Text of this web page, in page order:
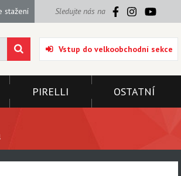
stažení Sledujte nás na
Vstup do velkoobchodní sekce
PIRELLI OSTATNÍ